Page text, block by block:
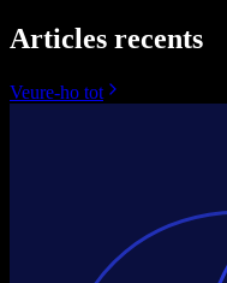
Articles recents
Veure-ho tot